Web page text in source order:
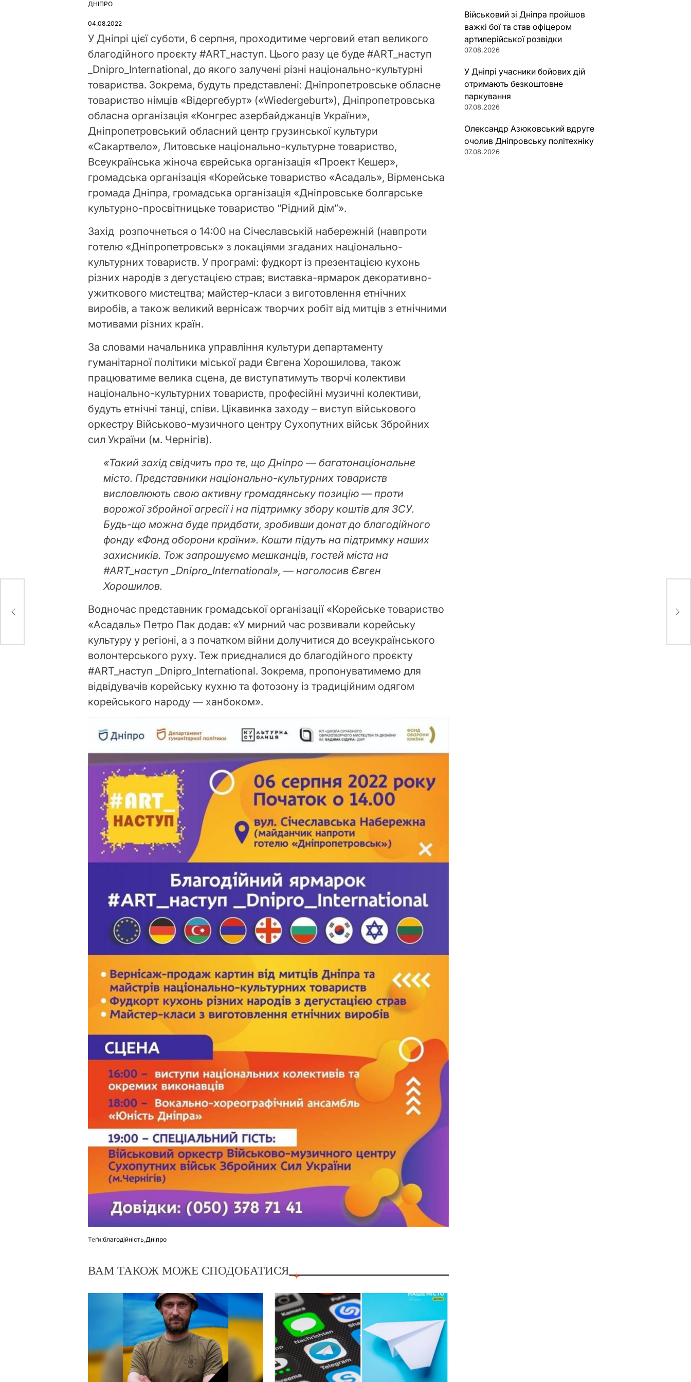
ОПУБЛІКУВАТИ
ДНІПРО
04.08.2022
У Дніпрі цієї суботи, 6 серпня, проходитиме черговий етап великого
благодійного проєкту #ART_наступ. Цього разу це буде #ART_наступ
_Dnipro_International, до якого залучені різні національно-культурні
товариства. Зокрема, будуть представлені: Дніпропетровське обласне
товариство німців «Відергебурт» («Wiedergeburt»), Дніпропетровська
обласна організація «Конгрес азербайджанців України»,
Дніпропетровський обласний центр грузинської культури
«Сакартвело», Литовське національно-культурне товариство,
Всеукраїнська жіноча єврейська організація «Проект Кешер»,
громадська організація «Корейське товариство «Асадаль», Вірменська
громада Дніпра, громадська організація «Дніпровське болгарське
культурно-просвітницьке товариство “Рідний дім”».
Захід розпочнеться о 14:00 на Січеславській набережній (навпроти
готелю «Дніпропетровськ» з локаціями згаданих національно-
культурних товариств. У програмі: фудкорт із презентацією кухонь
різних народів з дегустацією страв; виставка-ярмарок декоративно-
ужиткового мистецтва; майстер-класи з виготовлення етнічних
виробів, а також великий вернісаж творчих робіт від митців з етнічними
мотивами різних країн.
За словами начальника управління культури департаменту
гуманітарної політики міської ради Євгена Хорошилова, також
працюватиме велика сцена, де виступатимуть творчі колективи
національно-культурних товариств, професійні музичні колективи,
будуть етнічні танці, співи. Цікавинка заходу – виступ військового
оркестру Військово-музичного центру Сухопутних військ Збройних
сил України (м. Чернігів).
«Такий захід свідчить про те, що Дніпро — багатонаціональне
місто. Представники національно-культурних товариств
висловлюють свою активну громадянську позицію — проти
ворожої збройної агресії і на підтримку збору коштів для ЗСУ.
Будь-що можна буде придбати, зробивши донат до благодійного
фонду «Фонд оборони країни». Кошти підуть на підтримку наших
захисників. Тож запрошуємо мешканців, гостей міста на
#ART_наступ _Dnipro_International», — наголосив Євген
Хорошилов.
Водночас представник громадської організації «Корейське товариство
«Асадаль» Петро Пак додав: «У мирний час розвивали корейську
культуру у регіоні, а з початком війни долучитися до всеукраїнського
волонтерського руху. Теж приєдналися до благодійного проєкту
#ART_наступ _Dnipro_International. Зокрема, пропонуватимемо для
відвідувачів корейську кухню та фотозону із традиційним одягом
корейського народу — ханбоком».
Теґи:благодійність,Дніпро
ВАМ ТАКОЖ МОЖЕ СПОДОБАТИСЯ
Військовий зі Дніпра пройшов
важкі бої та став офіцером
артилерійської розвідки
07.08.2026
У Дніпрі учасники бойових дій
отримають безкоштовне
паркування
07.08.2026
Олександр Азюковський вдруге
очолив Дніпровську політехніку
07.08.2026